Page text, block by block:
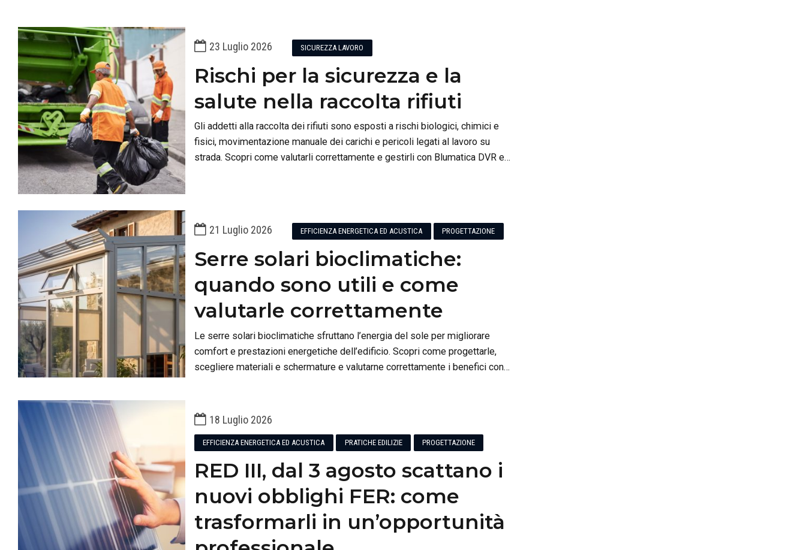
23 Luglio 2026 SICUREZZA LAVORO
Rischi per la sicurezza e la
salute nella raccolta rifiuti
Gli addetti alla raccolta dei rifiuti sono esposti a rischi biologici, chimici e
fisici, movimentazione manuale dei carichi e pericoli legati al lavoro su
strada. Scopri come valutarli correttamente e gestirli con Blumatica DVR e
21 Luglio 2026 EFFICIENZA ENERGETICA ED ACUSTICA PROGETTAZIONE
Serre solari bioclimatiche:
quando sono utili e come
valutarle correttamente
Le serre solari bioclimatiche sfruttano l’energia del sole per migliorare
comfort e prestazioni energetiche dell’edificio. Scopri come progettarle,
scegliere materiali e schermature e valutarne correttamente i benefici con
18 Luglio 2026
EFFICIENZA ENERGETICA ED ACUSTICA PRATICHE EDILIZIE PROGETTAZIONE
RED III, dal 3 agosto scattano i
nuovi obblighi FER: come
trasformarli in un’opportunità